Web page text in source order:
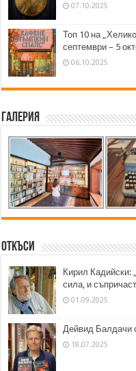
07.10.2025
Топ 10 на
септември – 5
06.10.2025
Галерия
Откъси
Кирил Кадийски:
сила, и
01.09.2025
Дейвид Балдачи
18.07.2025